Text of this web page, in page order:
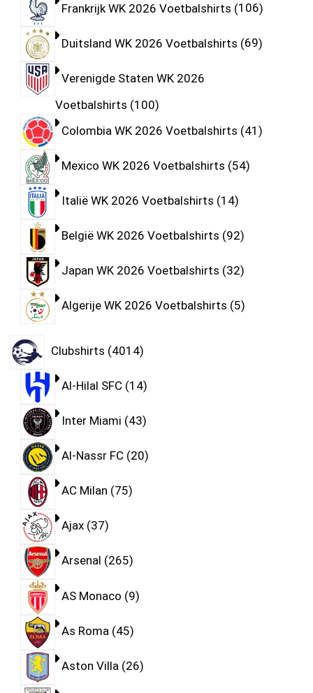
Frankrijk WK 2026 Voetbalshirts 106
Duitsland WK 2026 Voetbalshirts 69
Verenigde Staten WK 2026
Voetbalshirts 100
Colombia WK 2026 Voetbalshirts 41
Mexico WK 2026 Voetbalshirts 54
Italië WK 2026 Voetbalshirts 14
België WK 2026 Voetbalshirts 92
Japan WK 2026 Voetbalshirts 32
Algerije WK 2026 Voetbalshirts 5
Clubshirts 4014
Al-Hilal SFC 14
Inter Miami 43
Al-Nassr FC 20
AC Milan 75
Ajax 37
Arsenal 265
AS Monaco 9
As Roma 45
Aston Villa 26